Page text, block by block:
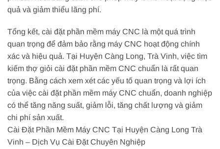
quả và giảm thiểu lãng phí.
Tổng kết, cài đặt phần mềm máy CNC là một quá trình
quan trọng để đảm bảo rằng máy CNC hoạt động chính
xác và hiệu quả. Tại Huyện Càng Long, Trà Vinh, việc tìm
kiếm thợ giỏi cài đặt phần mềm CNC chuẩn là rất quan
trọng. Bằng cách xem xét các yếu tố quan trọng và lợi ích
của việc cài đặt phần mềm máy CNC chuẩn, doanh nghiệp
có thể tăng năng suất, giảm lỗi, tăng chất lượng và giảm
chi phí sản xuất.
Cài Đặt Phần Mềm Máy CNC Tại Huyện Càng Long Trà
Vinh – Dịch Vụ Cài Đặt Chuyên Nghiệp